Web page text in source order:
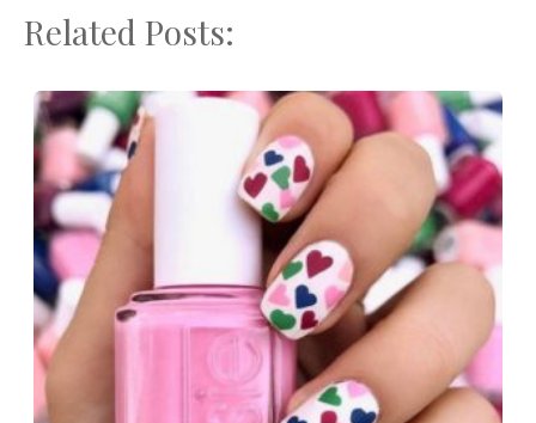
Related Posts: